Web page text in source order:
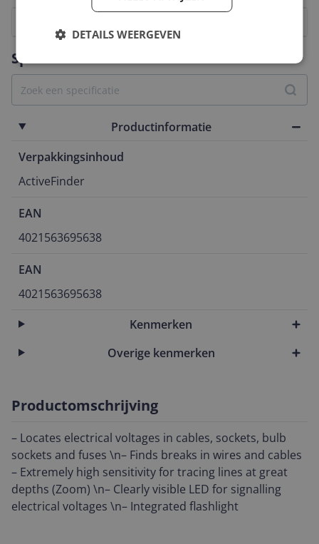
Specificaties
Productinformatie
Verpakkingsinhoud
ActiveFinder
EAN
4021563695638
EAN
4021563695638
Kenmerken
Overige kenmerken
Productomschrijving
– Locates electrical voltages in cables, sockets, bulb
sockets and fuses \n– Finds breaks in wires and cables
– Extremely high sensitivity for tracing lines at great
depths (Zoom) \n– Clearly visible LED for signalling
electrical voltages \n– Integrated flashlight
DETAILS WEERGEVEN